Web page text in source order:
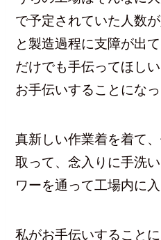
で予定されていた人数
と製造過程に支障が出
だけでも手伝ってほし
お手伝いすることになっ
真新しい作業着を着て
取って、念入りに手洗
ワーを通って工場内に入
私がお手伝いすること